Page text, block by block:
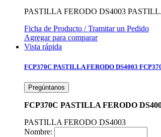
PASTILLA FERODO DS4003
Ficha de Producto / Tramitar un Pedido
Agregar para comparar
Vista rápida
FCP370C PASTILLA FERODO DS4003
Pregúntanos
FCP370C PASTILLA FERODO
PASTILLA FERODO DS4003
Nombre: